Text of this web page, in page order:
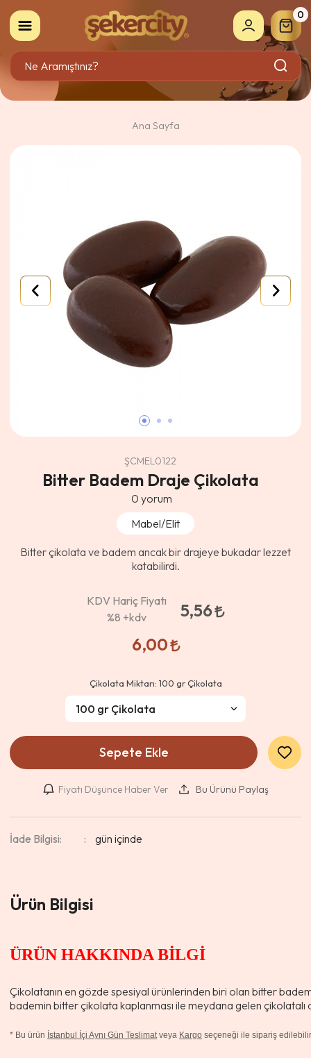
0
Ana Sayfa
ŞCMEL0122
Bitter Badem Draje Çikolata
0 yorum
Mabel/Elit
Bitter çikolata ve badem ancak bir drajeye bukadar lezzet
katabilirdi.
KDV Hariç Fiyatı
%8 +kdv
5,56
6,00
Çikolata Miktarı: 100 gr Çikolata
Sepete Ekle
Fiyatı Düşünce Haber Ver Bu Ürünü Paylaş
İade Bilgisi:
Ürün Bilgisi
ÜRÜN HAKKINDA BİLGİ
Çikolatanın en gözde spesiyal ürünlerinden biri olan bitter
bademin bitter çikolata kaplanması ile meydana gelen
* Bu ürün İstanbul İçi Aynı Gün Teslimatveya Kargo seçeneği ile sipariş